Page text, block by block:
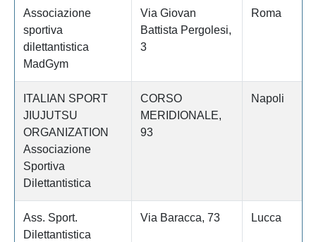
Associazione
sportiva
dilettantistica
MadGym
Via Giovan
Battista Pergolesi,
3
Roma
ITALIAN SPORT
JIUJUTSU
ORGANIZATION
Associazione
Sportiva
Dilettantistica
CORSO
MERIDIONALE,
93
Napoli
Ass. Sport.
Dilettantistica
Via Baracca, 73 Lucca